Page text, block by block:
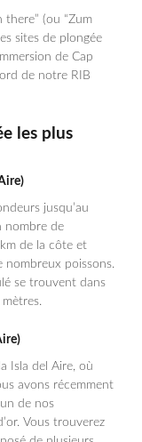
(ou “Zum
sites de plongée
de Cap
de notre RIB
les plus
jusqu’au
nombre de
de la côte et
nombreux poissons.
se trouvent dans
Isla del Aire, où
avons récemment
de nos
Vous trouverez